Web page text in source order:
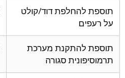
תוספת להחלפת דוד/קולט
על רעפים
תוספת להתקנת מערכת
תרמוסיפונית סגורה